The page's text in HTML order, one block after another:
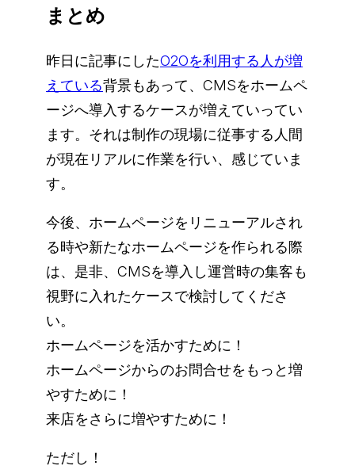
まとめ
昨日に記事にしたO2Oを利用する人が増
えている背景もあって、CMSをホームペ
ージへ導入するケースが増えていってい
ます。それは制作の現場に従事する人間
が現在リアルに作業を行い、感じていま
す。
今後、ホームページをリニューアルされ
る時や新たなホームページを作られる際
は、是非、CMSを導入し運営時の集客も
視野に入れたケースで検討してくださ
い。
ホームページを活かすために！
ホームページからのお問合せをもっと増
やすために！
来店をさらに増やすために！
ただし！